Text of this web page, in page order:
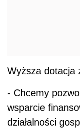
Wyższa dotacja
- Chcemy
wsparcie
działalności